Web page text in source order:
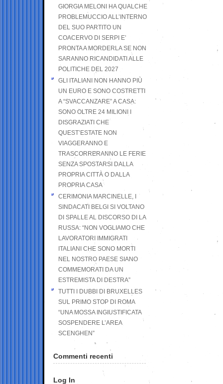
GIORGIA MELONI HA QUALCHE
PROBLEMUCCIO ALL’INTERNO
DEL SUO PARTITO UN
COACERVO DI SERPI E’
PRONTA A MORDERLA SE NON
SARANNO RICANDIDATI ALLE
POLITICHE DEL 2027
GLI ITALIANI NON HANNO PIÙ
UN EURO E SONO COSTRETTI
A “SVACCANZARE” A CASA:
SONO OLTRE 24 MILIONI I
DISGRAZIATI CHE
QUEST’ESTATE NON
VIAGGERANNO E
TRASCORRERANNO LE FERIE
SENZA SPOSTARSI DALLA
PROPRIA CITTÀ O DALLA
PROPRIA CASA
CERIMONIA MARCINELLE, I
SINDACATI BELGI SI VOLTANO
DI SPALLE AL DISCORSO DI LA
RUSSA: “NON VOGLIAMO CHE
LAVORATORI IMMIGRATI
ITALIANI CHE SONO MORTI
NEL NOSTRO PAESE SIANO
COMMEMORATI DA UN
ESTREMISTA DI DESTRA”
TUTTI I DUBBI DI BRUXELLES
SUL PRIMO STOP DI ROMA
“UNA MOSSA INGIUSTIFICATA
SOSPENDERE L’AREA
SCENGHEN”
Commenti recenti
Log In